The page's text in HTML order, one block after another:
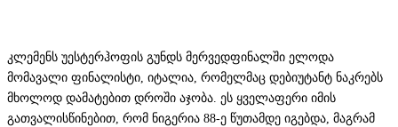
კლემენს უესტერჰოფის გუნდს მერვედფინალში ელოდა
მომავალი ფინალისტი, იტალია, რომელმაც დებიუტანტ ნაკრებს
მხოლოდ დამატებით დროში აჯობა. ეს ყველაფერი იმის
გათვალისწინებით, რომ ნიგერია 88-ე წუთამდე იგებდა, მაგრამ